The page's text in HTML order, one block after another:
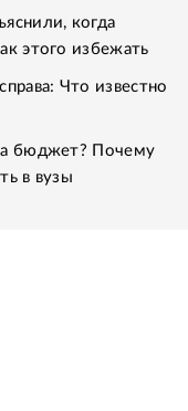
когда
этого избежать
Что известно
бюджет? Почему
в вузы